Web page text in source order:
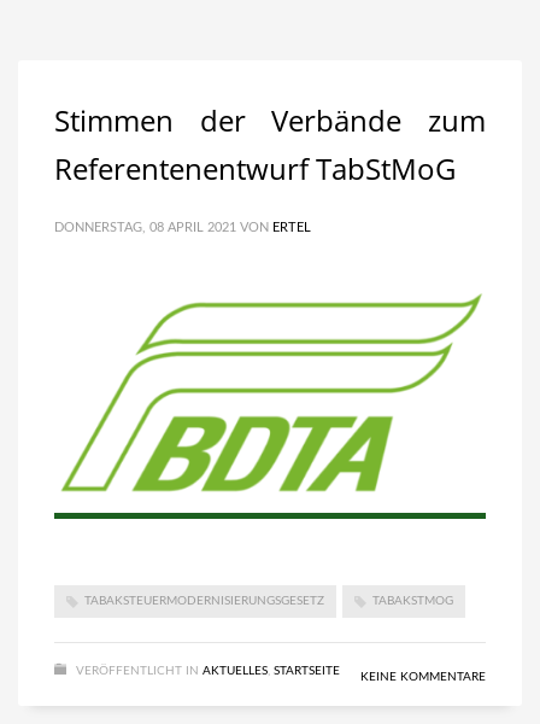
Stimmen der Verbände zum
Referentenentwurf TabStMoG
DONNERSTAG, 08 APRIL 2021 VON ERTEL
TABAKSTEUERMODERNISIERUNGSGESETZ TABAKSTMOG
VERÖFFENTLICHT IN AKTUELLES STARTSEITE KEINE KOMMENTARE